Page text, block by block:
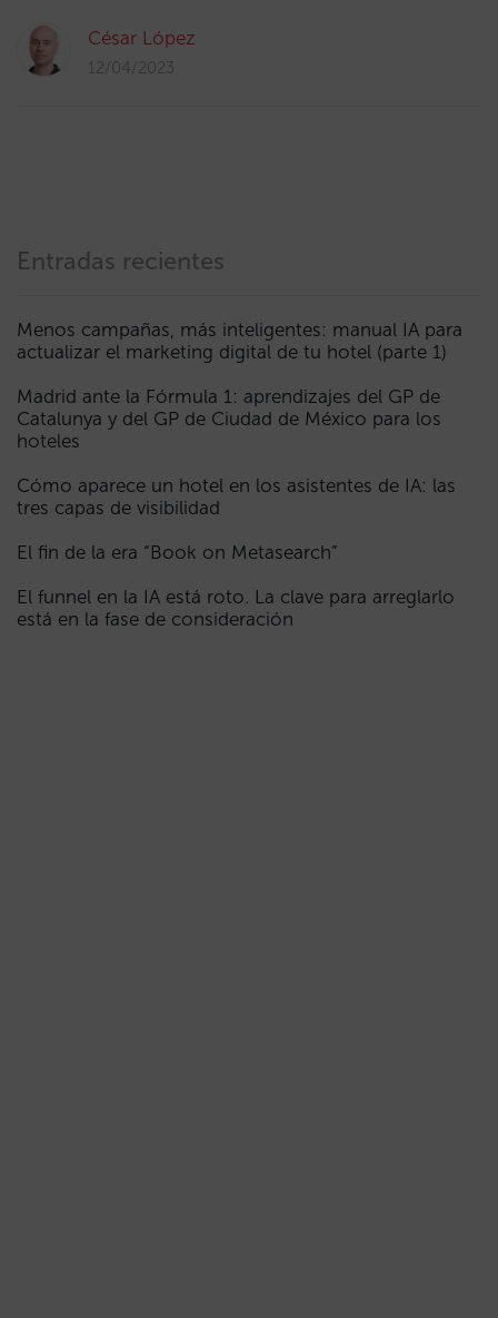
César López
12/04/2023
Entradas recientes
Menos campañas, más inteligentes: manual IA para
actualizar el marketing digital de tu hotel (parte 1)
Madrid ante la Fórmula 1: aprendizajes del GP de
Catalunya y del GP de Ciudad de México para los
hoteles
Cómo aparece un hotel en los asistentes de IA: las
tres capas de visibilidad
El fin de la era “Book on Metasearch”
El funnel en la IA está roto. La clave para arreglarlo
está en la fase de consideración